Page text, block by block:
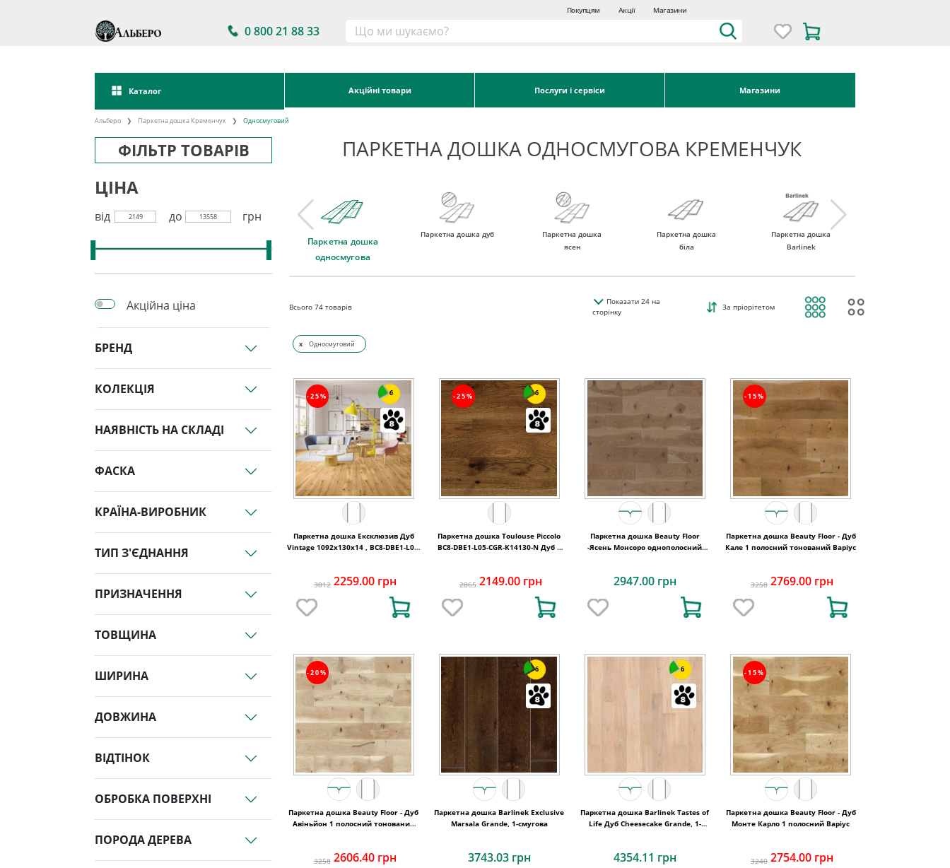
Покупцям Акції Магазини
0 800 21 88 33
Каталог Акційні товари Послуги і сервіси Магазини
Альберо Паркетна дошка Кременчук Односмуговий
ФІЛЬТР ТОВАРІВ ПАРКЕТНА ДОШКА ОДНОСМУГОВА КРЕМЕНЧУК
ЦІНА
від 2149 до 13558 грн
Акційна ціна
БРЕНД
КОЛЕКЦІЯ
НАЯВНІСТЬ НА СКЛАДІ
ФАСКА
КРАЇНА-ВИРОБНИК
ТИП З'ЄДНАННЯ
ПРИЗНАЧЕННЯ
ТОВЩИНА
ШИРИНА
ДОВЖИНА
ВІДТІНОК
ОБРОБКА ПОВЕРХНІ
ПОРОДА ДЕРЕВА
Україна
дошку
Паркетна дошка
односмугова
Паркетна дошка дуб
Паркетна дошка
ясен
Паркетна дошка
біла
Паркетна дошка
Barlinek
Всього74 товарів
Показати24на
сторінку
За пріорітетом
x Односмуговий
-25% 6
Паркетна дошка Ексклюзив Дуб
Vintage 1092x130x14 , BC8-DBE1-L05-
3012 2259.00 грн
-25% 6
Паркетна дошка Toulouse Piccolo
BC8-DBE1-L05-CGR-K14130-N Дуб 1
2865 2149.00 грн
Паркетна дошка Beauty Floor
-Ясень Монсоро однополосний
2947.00 грн
-15%
Паркетна дошка Beauty Floor - Дуб
Кале 1 полосний тонований Варіус
3258 2769.00 грн
-20%
Паркетна дошка Beauty Floor - Дуб
Авіньйон 1 полосний тонований
3258 2606.40 грн
6
Паркетна дошка Barlinek Exclusive
Marsala Grande, 1-смугова
3743.03 грн
6
Паркетна дошка Barlinek Tastes of
Life Дуб Cheesecake Grande, 1-
4354.11 грн
-15%
Паркетна дошка Beauty Floor - Дуб
Монте Карло 1 полосний Варіус
3240 2754.00 грн